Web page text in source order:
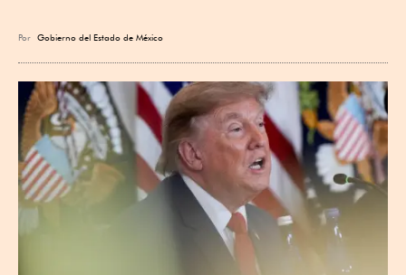
Por Gobierno del Estado de México